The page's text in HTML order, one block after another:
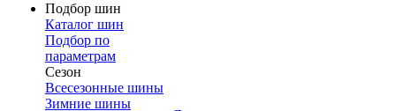
Подбор шин
Каталог шин
Подбор по
параметрам
Сезон
Всесезонные шины
Зимние шины